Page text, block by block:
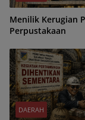
Menilik Kerugian
Perpustakaan
DAERAH